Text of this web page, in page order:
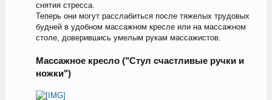
снятия стресса.
Теперь они могут расслабиться после тяжелых трудовых
будней в удобном массажном кресле или на массажном
столе, доверившись умелым рукам массажистов.
Массажное кресло ("Стул счастливые ручки и
ножки")